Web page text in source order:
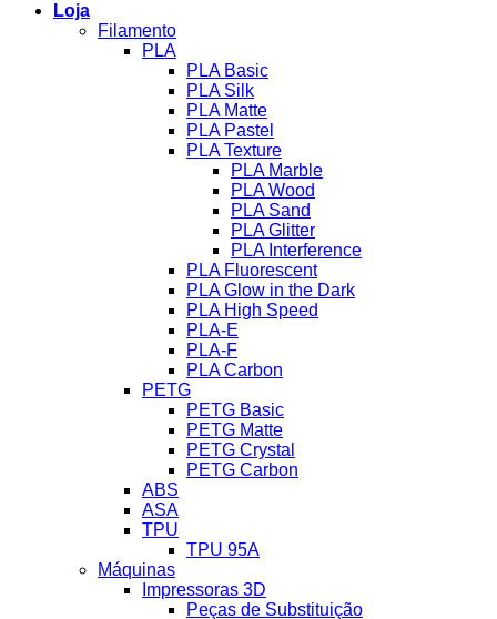
Loja
Filamento
PLA
PLA Basic
PLA Silk
PLA Matte
PLA Pastel
PLA Texture
PLA Marble
PLA Wood
PLA Sand
PLA Glitter
PLA Interference
PLA Fluorescent
PLA Glow in the Dark
PLA High Speed
PLA-E
PLA-F
PLA Carbon
PETG
PETG Basic
PETG Matte
PETG Crystal
PETG Carbon
ABS
ASA
TPU
TPU 95A
Máquinas
Impressoras 3D
Peças de Substituição